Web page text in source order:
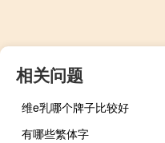
相关问题
维e乳哪个牌子比较好
有哪些繁体字